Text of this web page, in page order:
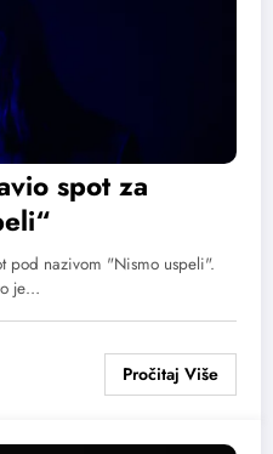
spot za
pod nazivom "Nismo uspeli".
je…